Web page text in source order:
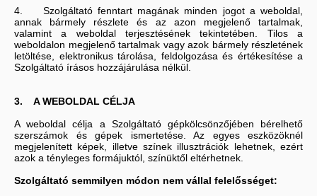
4. Szolgáltató fenntart magának minden jogot a weboldal,
annak bármely részlete és az azon megjelenő tartalmak,
valamint a weboldal terjesztésének tekintetében. Tilos a
weboldalon megjelenő tartalmak vagy azok bármely részletének
letöltése, elektronikus tárolása, feldolgozása és értékesítése a
Szolgáltató írásos hozzájárulása nélkül.
3. A WEBOLDAL CÉLJA
A weboldal célja a Szolgáltató gépkölcsönzőjében bérelhető
szerszámok és gépek ismertetése. Az egyes eszközöknél
megjelenített képek, illetve színek illusztrációk lehetnek, ezért
azok a tényleges formájuktól, színüktől eltérhetnek.
Szolgáltató semmilyen módon nem vállal felelősséget: